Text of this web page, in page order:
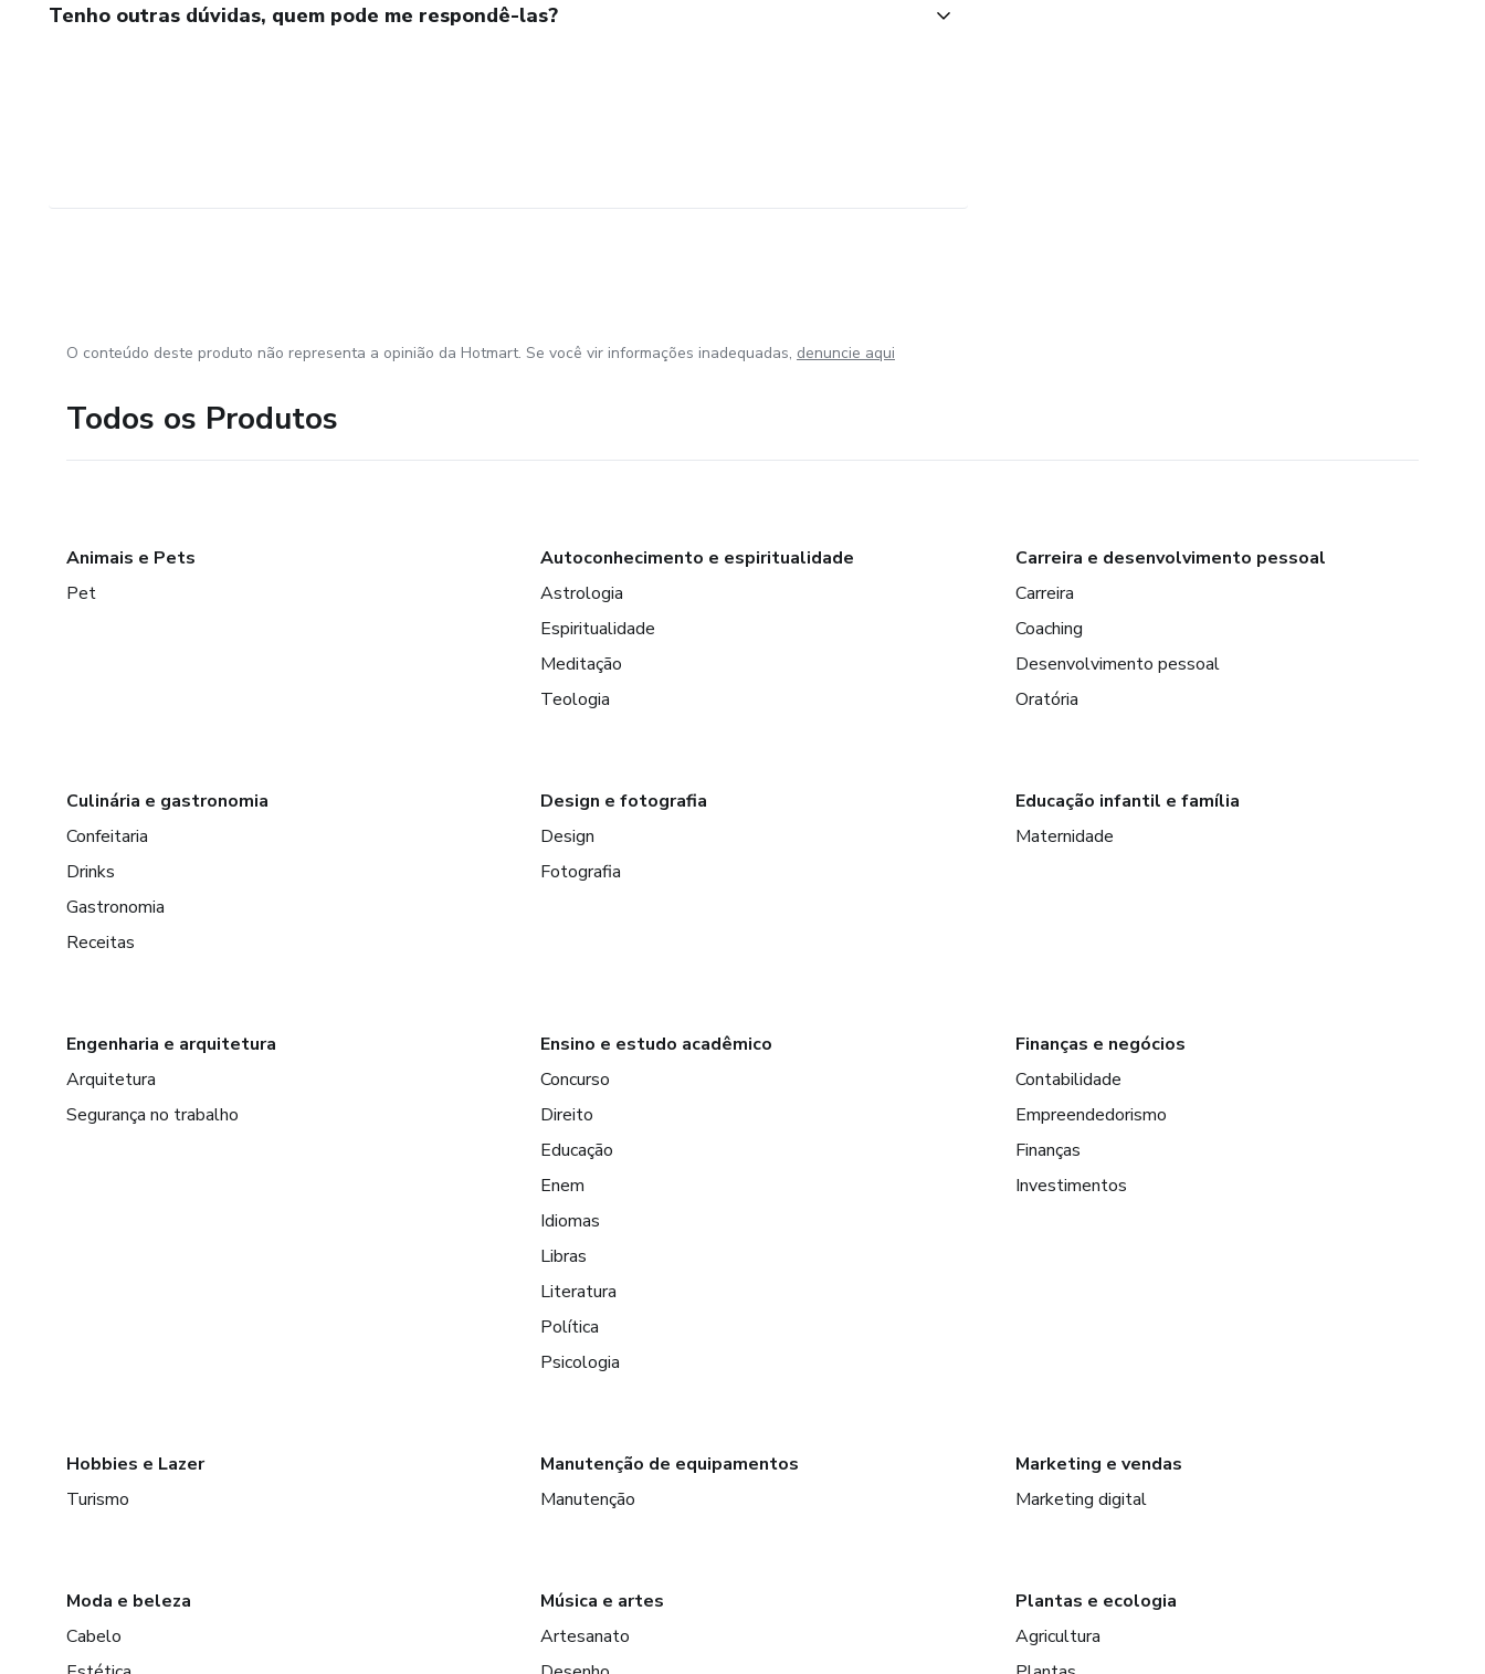
Tenho outras dúvidas, quem pode me respondê-las?
O conteúdo deste produto não representa a opinião da Hotmart. Se você vir informações inadequadas, denuncie aqui
Todos os Produtos
Animais e Pets
Pet
Autoconhecimento e espiritualidade
Astrologia
Espiritualidade
Meditação
Teologia
Carreira e desenvolvimento pessoal
Carreira
Coaching
Desenvolvimento pessoal
Oratória
Culinária e gastronomia
Confeitaria
Drinks
Gastronomia
Receitas
Design e fotografia
Design
Fotografia
Educação infantil e família
Maternidade
Engenharia e arquitetura
Arquitetura
Segurança no trabalho
Ensino e estudo acadêmico
Concurso
Direito
Educação
Enem
Idiomas
Libras
Literatura
Política
Psicologia
Finanças e negócios
Contabilidade
Empreendedorismo
Finanças
Investimentos
Hobbies e Lazer
Turismo
Manutenção de equipamentos
Manutenção
Marketing e vendas
Marketing digital
Moda e beleza
Cabelo
Música e artes
Artesanato
Plantas e ecologia
Agricultura